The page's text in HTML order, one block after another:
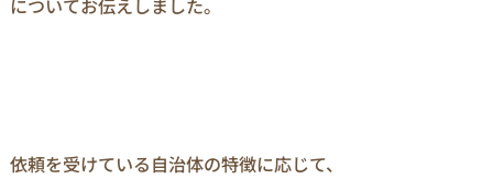
依頼を受けている自治体の特徴に応じて、